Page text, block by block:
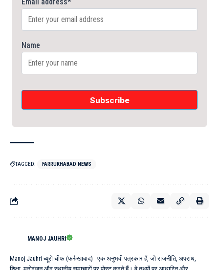
Email address*
Name
TAGGED: FARRUKHABAD NEWS
MANOJ JAUHRI
Manoj Jauhri ब्यूरो चीफ (फर्रुखाबाद) - एक अनुभवी पत्रकार हैं, जो राजनीति, अपराध,